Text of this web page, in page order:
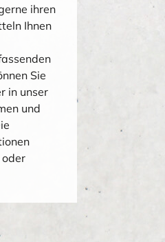
ihren
Ihnen
Sie
in unser
und